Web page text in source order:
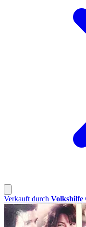
Verkauft durch Volkshilfe